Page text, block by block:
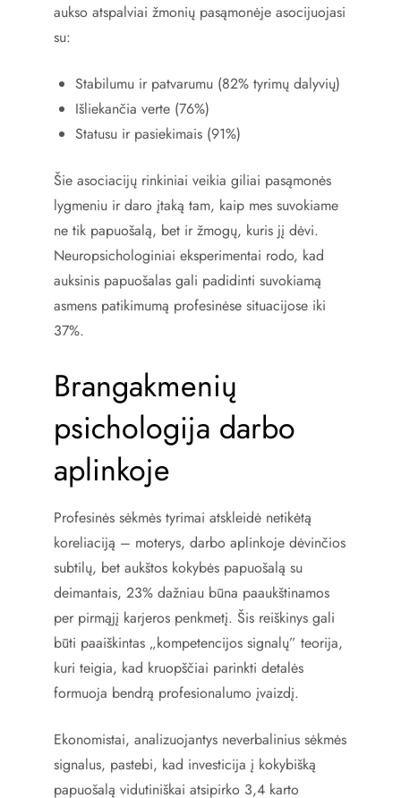
aukso atspalviai žmonių pasąmonėje asocijuojasi
su:
Stabilumu ir patvarumu (82% tyrimų dalyvių)
Išliekančia verte (76%)
Statusu ir pasiekimais (91%)
Šie asociacijų rinkiniai veikia giliai pasąmonės
lygmeniu ir daro įtaką tam, kaip mes suvokiame
ne tik papuošalą, bet ir žmogų, kuris jį dėvi.
Neuropsichologiniai eksperimentai rodo, kad
auksinis papuošalas gali padidinti suvokiamą
asmens patikimumą profesinėse situacijose iki
37%.
Brangakmenių
psichologija darbo
aplinkoje
Profesinės sėkmės tyrimai atskleidė netikėtą
koreliaciją – moterys, darbo aplinkoje dėvinčios
subtilų, bet aukštos kokybės papuošalą su
deimantais, 23% dažniau būna paaukštinamos
per pirmąjį karjeros penkmetį. Šis reiškinys gali
būti paaiškintas „kompetencijos signalų” teorija,
kuri teigia, kad kruopščiai parinkti detalės
formuoja bendrą profesionalumo įvaizdį.
Ekonomistai, analizuojantys neverbalinius sėkmės
signalus, pastebi, kad investicija į kokybišką
papuošalą vidutiniškai atsipirko 3,4 karto